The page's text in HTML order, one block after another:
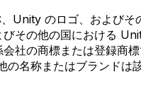
Unity のロゴ、およびそ
びその他の国における
会社の商標または登録商
の名称またはブランドは